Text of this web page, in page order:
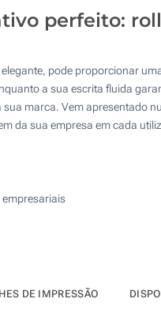
perfeito:
pode proporcionar
a sua escrita fluida
marca. Vem apresentado
da sua empresa em cada
empresariais
DE IMPRESSÃO